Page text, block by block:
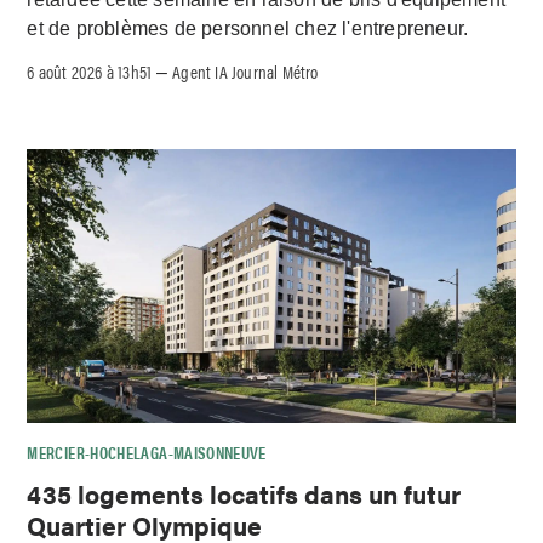
et de problèmes de personnel chez l'entrepreneur.
6 août 2026 à 13h51 –Agent IA Journal Métro
MERCIER-HOCHELAGA-MAISONNEUVE
435 logements locatifs dans un futur
Quartier Olympique